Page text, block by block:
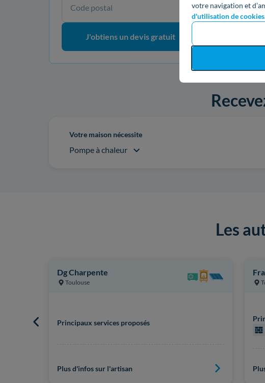
votre navigation et
d'utilisation de
Code postal
J'obtiens un devis gratuit
Votre maison nécessite
Pompe à chaleur
Les
Dg Charpente
Toulouse
Principaux services proposés
Plus d'infos sur l'artisan